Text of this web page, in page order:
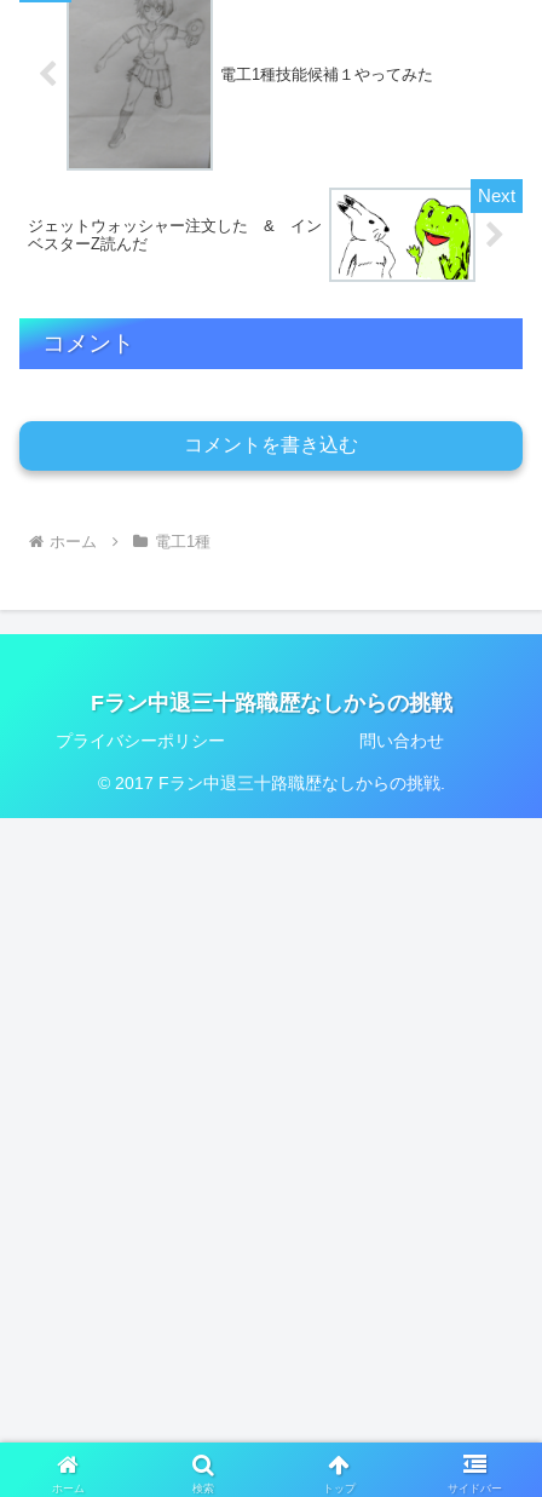
電工1種技能候補１やってみた
ジェットウォッシャー注文した & イン
ベスターZ読んだ
コメント
コメントを書き込む
ホーム 電工1種
Fラン中退三十路職歴なしからの挑戦
プライバシーポリシー 問い合わせ
© 2017 Fラン中退三十路職歴なしからの挑戦.
ホーム 検索 トップ サイドバー